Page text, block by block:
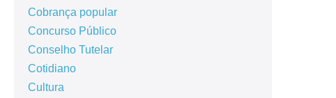
Cobrança popular
Concurso Público
Conselho Tutelar
Cotidiano
Cultura